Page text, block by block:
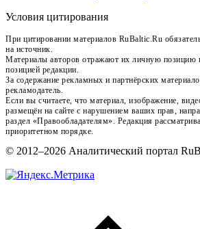
Условия цитирования
При цитировании материалов RuBaltic.Ru
на источник.
Материалы авторов отражают их личную позицию
позицией редакции.
За содержание рекламных и партнёрских
рекламодатель.
Если вы считаете, что материал, изображение,
размещён на сайте с нарушением ваших прав,
раздел «Правообладателям». Редакция
приоритетном порядке.
© 2012–2026 Аналитический портал